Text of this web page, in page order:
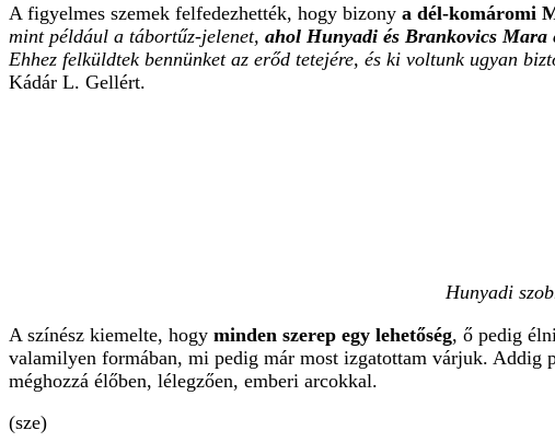
A figyelmes szemek felfedezhették, hogy bizony a dél-komáromi
mint például a tábortűz-jelenet, ahol Hunyadi és Brankovics Mara
Ehhez felküldtek bennünket az erőd tetejére, és ki voltunk ugyan
Kádár L. Gellért.
Hunyadi
A színész kiemelte, hogy minden szerep egy lehetőség, ő pedig
valamilyen formában, mi pedig már most izgatottam várjuk. Addig
méghozzá élőben, lélegzően, emberi arcokkal.
(sze)